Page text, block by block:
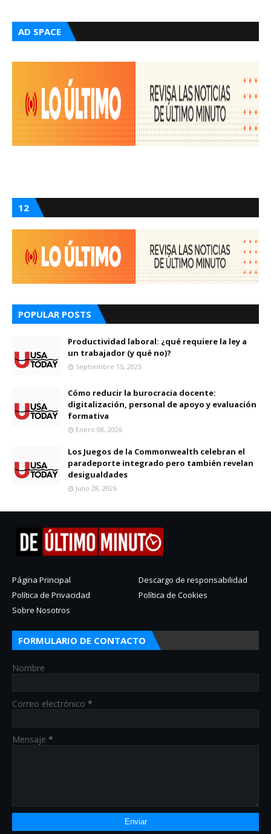
AD SPACE
12
POPULAR POSTS
Productividad laboral: ¿qué requiere la ley a
un trabajador (y qué no)?
Septiembre 15, 2025
Cómo reducir la burocracia docente:
digitalización, personal de apoyo y evaluación
formativa
Enero 08, 2026
Los Juegos de la Commonwealth celebran el
paradeporte integrado pero también revelan
desigualdades
Julio 28, 2026
Página Principal
Descargo de responsabilidad
Política de Privacidad
Política de Cookies
Sobre Nosotros
FORMULARIO DE CONTACTO
Nombre
Correo electrónico *
Mensaje *